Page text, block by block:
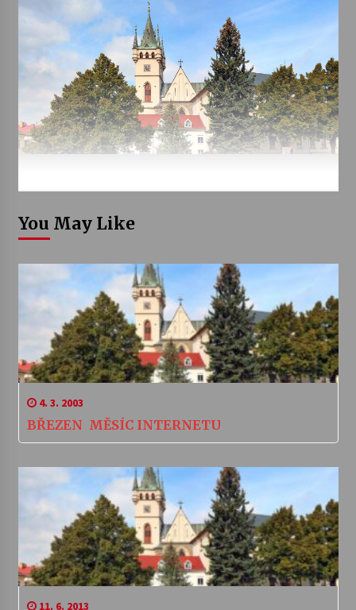
You May Like
4. 3. 2003
BŘEZEN  MĚSÍC INTERNETU
11. 6. 2013